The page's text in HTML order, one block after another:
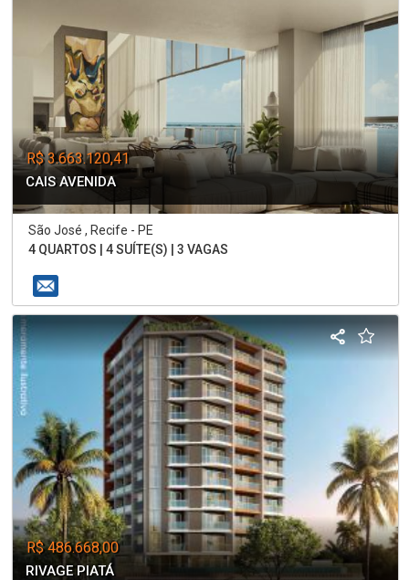
R$ 3.663.120,41
CAIS AVENIDA
São José , Recife - PE
4 QUARTOS | 4 SUÍTE(S) | 3 VAGAS
R$ 486.668,00
RIVAGE PIATÁ